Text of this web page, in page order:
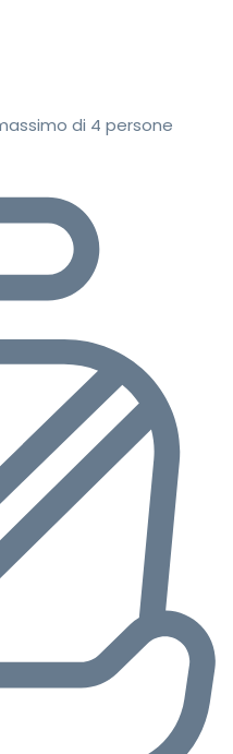
di 4 persone